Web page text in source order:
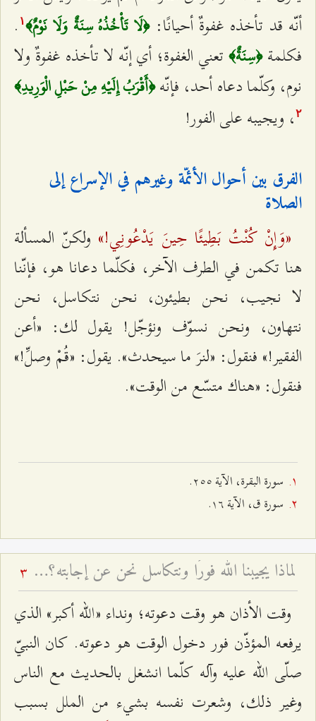
أنّه قد تأخذه غفوةٌ أحيانًا:﴿لَا تَأْخُذُهُ سِنَةٌ وَلَا نَوْمٌ﴾۱ .
فكلمة﴿سِنَةٌ﴾تعني الغفوة؛ أي إنّه لا تأخذه غفوةٌ ولا
نوم، وكلّما دعاه أحد، فإنّه﴿أَقْرَبُ إِلَيْهِ مِنْ حَبْلِ الْوَرِيدِ﴾
٢، ويجيبه على الفور!
الفرق بين أحوال الأئمّة وغيرهم في الإسراع إلى
الصلاة
«وَإِنْ كُنْتُ بَطِيئًا حِينَ يَدْعُونِي!» ولكنّ المسألة
هنا تكمن في الطرف الآخر، فكلّما دعانا هو، فإنّنا
لا نجيب، نحن بطيئون، نحن نتكاسل، نحن
نتهاون، ونحن نسوّف ونؤجّل! يقول لك: «أعن
الفقير!» فنقول: «لنرَ ما سيحدث». يقول: «قُمْ وصلِّ!»
فنقول: «هناك متسّع من الوقت».
سورة البقرة، الآية ٢٥٥.
سورة ق، الآية ۱٦.
لماذا يجيبنا الله فورًا ونتكاسل نحن عن إجابته؟ - تغيّر أحوال أصحاب المسؤوليّة 3
وقت الأذان هو وقت دعوته؛ ونداء «الله أكبر» الذي
يرفعه المؤذّن فور دخول الوقت هو دعوته. كان النبيّ
صلّى الله عليه وآله كلّما انشغل بالحديث مع الناس
وغير ذلك، وشعرت نفسه بشيء من الملل بسبب